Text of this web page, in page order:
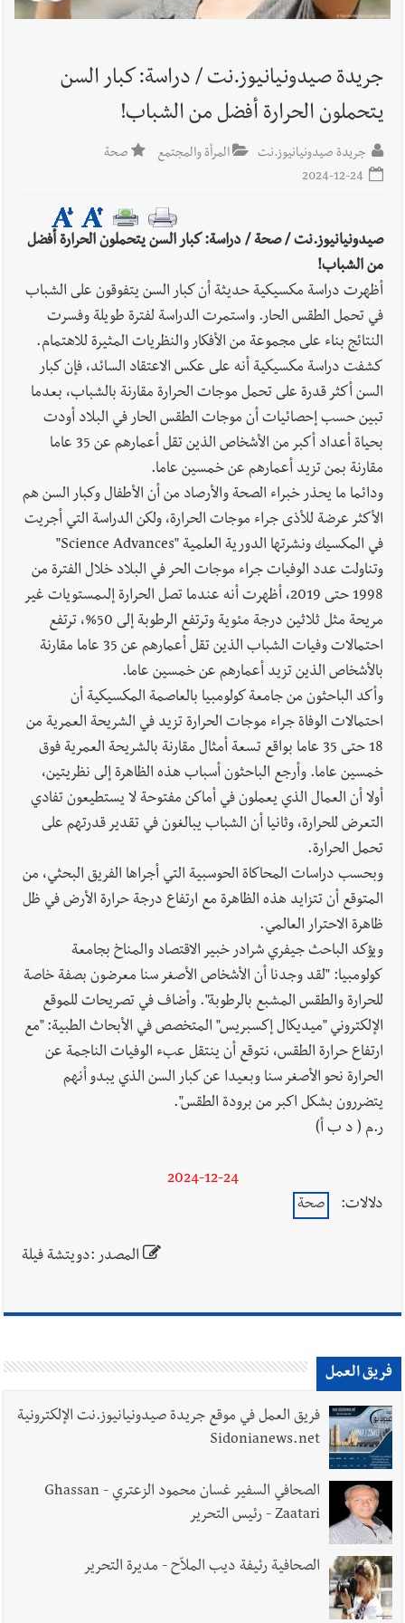
تقسيط المفعول الرجعي
أخبار لبنان
خلفيات توقيف السفير الفلسطيني السابق أشرف دبور:
تداخل السياسة بالقضاء ولبنان قد يسلّمه إلى السلطة
حراك ديبلوماسي للتجديد لـ اليونيفيل .. مسؤول غربي
يُحذّر من الفراغ !
جريدة صيدونيانيوز.نت / دراسة: كبار السن
يتحملون الحرارة أفضل من الشباب!
جريدة صيدونيانيوز.نت المرأة والمجتمع
صحة
2024-12-24
صيدونيانيوز.نت / صحة /دراسة: كبار السن يتحملون الحرارة أفضل
من الشباب!
أظهرت دراسة مكسيكية حديثة أن كبار السن يتفوقون على الشباب
في تحمل الطقس الحار. واستمرت الدراسة لفترة طويلة وفسرت
النتائج بناء على مجموعة من الأفكار والنظريات المثيرة للاهتمام.
كشفت دراسة مكسيكية أنه على عكس الاعتقاد السائد، فإن كبار
السن أكثر قدرة على تحمل موجات الحرارة مقارنة بالشباب، بعدما
تبين حسب إحصائيات أن موجات الطقس الحار في البلاد أودت
بحياة أعداد أكبر من الأشخاص الذين تقل أعمارهم عن 35 عاما
مقارنة بمن تزيد أعمارهم عن خمسين عاما.
ودائما ما يحذر خبراء الصحة والأرصاد من أن الأطفال وكبار السن هم
الأكثر عرضة للأذى جراء موجات الحرارة، ولكن الدراسة التي أجريت
في المكسيك ونشرتها الدورية العلمية "Science Advances"
وتناولت عدد الوفيات جراء موجات الحر في البلاد خلال الفترة من
1998 حتى 2019، أظهرت أنه عندما تصل الحرارة إلىمستويات غير
مريحة مثل ثلاثين درجة مئوية وترتفع الرطوبة إلى 50%، ترتفع
احتمالات وفيات الشباب الذين تقل أعمارهم عن 35 عاما مقارنة
بالأشخاص الذين تزيد أعمارهم عن خمسين عاما.
وأكد الباحثون من جامعة كولومبيا بالعاصمة المكسيكية أن
احتمالات الوفاة جراء موجات الحرارة تزيد في الشريحة العمرية من
18 حتى 35 عاما بواقع تسعة أمثال مقارنة بالشريحة العمرية فوق
خمسين عاما. وأرجع الباحثون أسباب هذه الظاهرة إلى نظريتين،
أولا أن العمال الذي يعملون في أماكن مفتوحة لا يستطيعون تفادي
التعرض للحرارة، وثانيا أن الشباب يبالغون في تقدير قدرتهم على
تحمل الحرارة.
وبحسب دراسات المحاكاة الحوسبية التي أجراها الفريق البحثي، من
المتوقع أن تتزايد هذه الظاهرة مع ارتفاع درجة حرارة الأرض في ظل
ظاهرة الاحترار العالمي.
ويؤكد الباحث جيفري شرادر خبير الاقتصاد والمناخ بجامعة
كولومبيا: "لقد وجدنا أن الأشخاص الأصغر سنا معرضون بصفة خاصة
للحرارة والطقس المشبع بالرطوبة". وأضاف في تصريحات للموقع
الإلكتروني "ميديكال إكسبريس" المتخصص في الأبحاث الطبية: "مع
ارتفاع حرارة الطقس، نتوقع أن ينتقل عبء الوفيات الناجمة عن
الحرارة نحو الأصغر سنا وبعيدا عن كبار السن الذي يبدو أنهم
يتضررون بشكل اكبر من برودة الطقس".
ر.م ( د ب أ)
2024-12-24
دلالات:
صحة
المصدر :دويتشة فيلة
فريق العمل
فريق العمل في موقع جريدة صيدونيانيوز.نت الإلكترونية
Sidonianews.net
الصحافي السفير غسان محمود الزعتري - Ghassan
Zaatari - رئيس التحرير
الصحافية رئيفة ديب الملاّح - مديرة التحرير